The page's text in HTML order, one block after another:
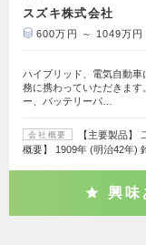
スズキ株式会社
600万円 ～ 1049万円
ハイブリッド、電気自動
務に携わっていただきます
ー、バッテリーパ…
会社概要
【主要製品】
概要】 1909年 (明治42年)
興味